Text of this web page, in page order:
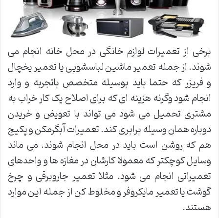
برخی از تعمیرات لوازم خانگی در محل خانه انجام می
شوند. از جمله تعمیر ماشین لباسشویی یا تعمیر یخچال
و فریزر که حتما باید بوسیله متخصص باتجربه و وارد
انجام شود وگرنه هزینه ای که برای اصلاح یک کار خراب به
مشتری تحمیل می شود می تواند با تعویض و خریدن
دوباره همان وسیله برابری کند. تعمیرات آبگرمکن و پکیج
هم که روشن است باید در محل انجام شوند. می ماند
وسایل کوچکتر که معمولا کارشان در مغازه ها و واحدهای
تعمیراتی انجام می شود. مثلا تعمیر جاروبرقی و چرخ
گوشت یا تعمیر مایکروفر و مخلوط کن از جمله این موارد
هستند.